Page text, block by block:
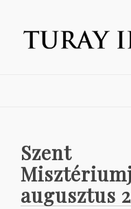
augusztus